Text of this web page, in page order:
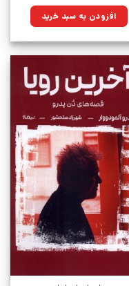
۵۲۷,۰۰۰تومان
بود.
۳۷۶,۸۰۵تومان.افزودن به سبد خرید